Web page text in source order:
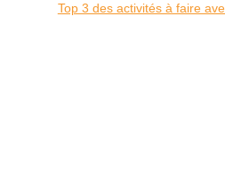
Top 3 des activités à faire